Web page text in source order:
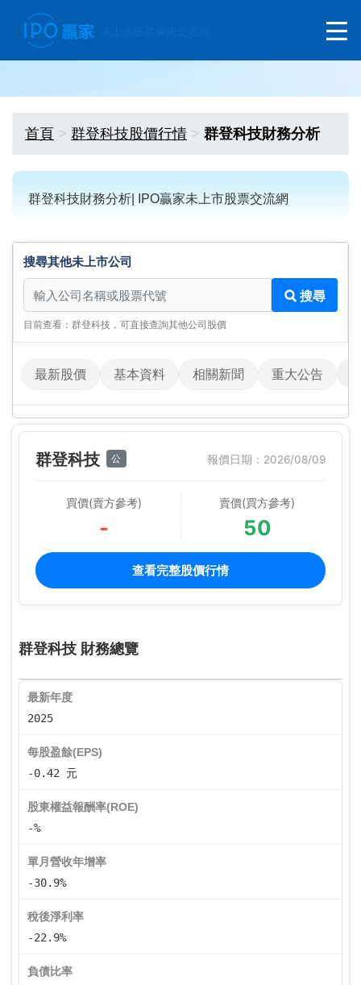
首頁 群登科技股價行情 群登科技財務分析
群登科技財務分析| IPO贏家未上市股票交流網
搜尋其他未上市公司
搜尋其他未上市公司
搜尋
目前查看：群登科技，可直接查詢其他公司股價
最新股價 基本資料 相關新聞 重大公告
群登科技 公 報價日期：2026/08/09
買價(賣方參考)
-
賣價(買方參考)
50
查看完整股價行情
群登科技 財務總覽
最新年度
2025
每股盈餘(EPS)
-0.42 元
股東權益報酬率(ROE)
-%
單月營收年增率
-30.9%
稅後淨利率
-22.9%
負債比率